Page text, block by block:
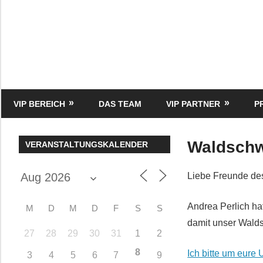
Media
VIP BEREICH DAS TEAM VIP PARTNER
Liebe Freunde
Andrea Perlich
damit unser
Ich bitte um eure
VERANSTALTUNGSKALENDER
M D M D F S S
27 28 29 30 31 1 2
3 4 5 6 7 8 9